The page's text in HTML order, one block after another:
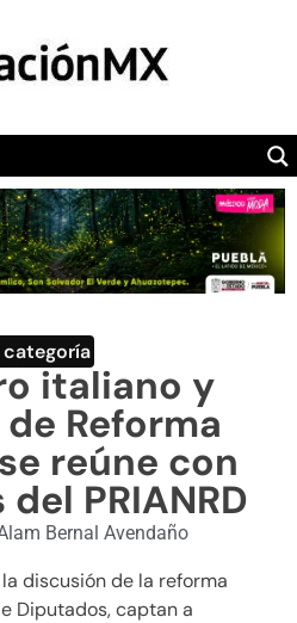
SECTION
categoría
italiano y
Reforma
reúne con
PRIANRD
Bernal Avendaño
discusión de la reforma
Diputados, captan a